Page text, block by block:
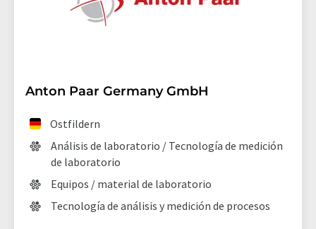
Anton Paar Germany GmbH
Ostfildern
Análisis de laboratorio / Tecnología de medición
de laboratorio
Equipos / material de laboratorio
Tecnología de análisis y medición de procesos